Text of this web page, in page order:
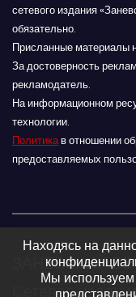
сетевого издания
обязательно.
Присланные материалы
За достоверность
рекламодатель.
На информационном
технологии.
Политикав отношении
предоставляемых
ЗАНЕВСКИЙ
Сетевое
Находясь на
Мы